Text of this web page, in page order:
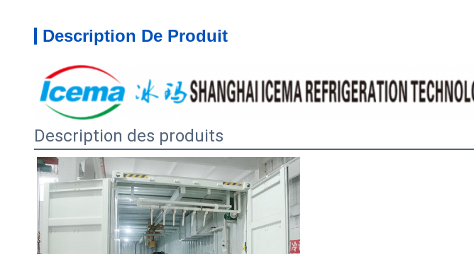
Description De Produit
Description des produits